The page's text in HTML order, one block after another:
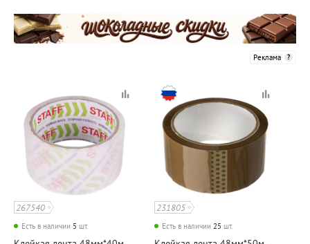
Реклама
267540
Есть в наличии 5 шт.
231805
Есть в наличии 25 шт.